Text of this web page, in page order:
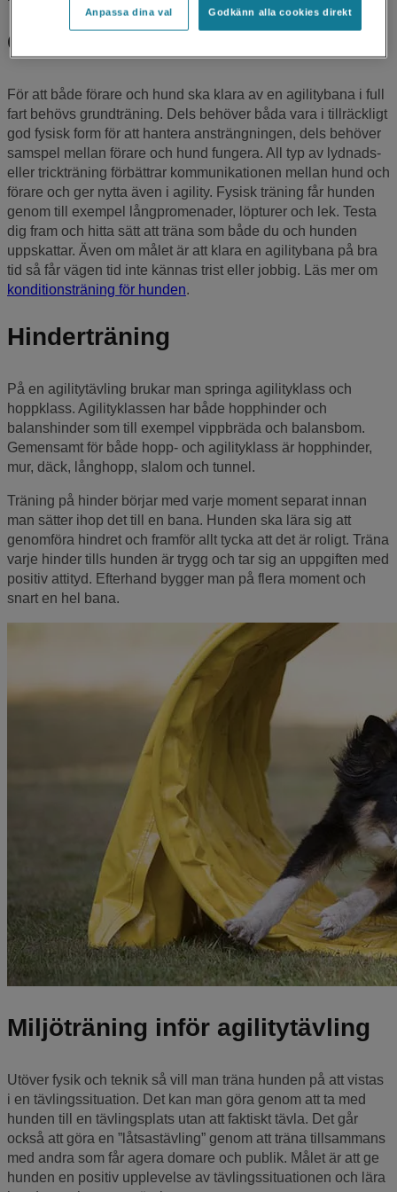
Grundträning i lydnad och fysik
För att både förare och hund ska klara av en agilitybana i full
fart behövs grundträning. Dels behöver båda vara i tillräckligt
god fysisk form för att hantera ansträngningen, dels behöver
samspel mellan förare och hund fungera. All typ av lydnads-
eller trickträning förbättrar kommunikationen mellan hund och
förare och ger nytta även i agility. Fysisk träning får hunden
genom till exempel långpromenader, löpturer och lek. Testa
dig fram och hitta sätt att träna som både du och hunden
uppskattar. Även om målet är att klara en agilitybana på bra
tid så får vägen tid inte kännas trist eller jobbig. Läs mer om
konditionsträning för hunden.
Hinderträning
På en agilitytävling brukar man springa agilityklass och
hoppklass. Agilityklassen har både hopphinder och
balanshinder som till exempel vippbräda och balansbom.
Gemensamt för både hopp- och agilityklass är hopphinder,
mur, däck, långhopp, slalom och tunnel.
Träning på hinder börjar med varje moment separat innan
man sätter ihop det till en bana. Hunden ska lära sig att
genomföra hindret och framför allt tycka att det är roligt. Träna
varje hinder tills hunden är trygg och tar sig an uppgiften med
positiv attityd. Efterhand bygger man på flera moment och
snart en hel bana.
Miljöträning inför agilitytävling
Utöver fysik och teknik så vill man träna hunden på att vistas
i en tävlingssituation. Det kan man göra genom att ta med
hunden till en tävlingsplats utan att faktiskt tävla. Det går
också att göra en ”låtsastävling” genom att träna tillsammans
med andra som får agera domare och publik. Målet är att ge
hunden en positiv upplevelse av tävlingssituationen och lära
Anpassa dina val Godkänn alla cookies direkt